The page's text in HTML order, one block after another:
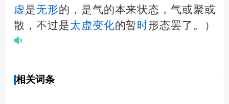
虚是无形的，是气的本来状态，气或聚或
散，不过是太虚变化的暂时形态罢了。）
相关词条